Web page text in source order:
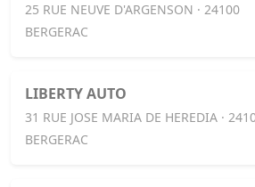
25 RUE NEUVE D'ARGENSON · 24100
BERGERAC
LIBERTY AUTO
31 RUE JOSE MARIA DE HEREDIA ·
BERGERAC